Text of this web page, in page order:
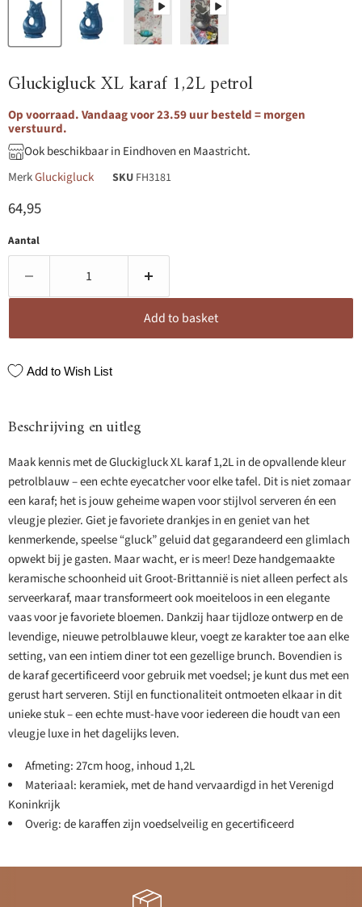
Gluckigluck XL karaf 1,2L petrol
Op voorraad. Vandaag voor 23.59 uur besteld = morgen
verstuurd.
Ook beschikbaar in Eindhoven en Maastricht.
MerkGluckigluck SKU FH3181
Huidige prijs
64,95
Aantal
Add to basket
Add to Wish List
Beschrijving en uitleg
Maak kennis met de Gluckigluck XL karaf 1,2L in de opvallende kleur
petrolblauw – een echte eyecatcher voor elke tafel. Dit is niet zomaar
een karaf; het is jouw geheime wapen voor stijlvol serveren én een
vleugje plezier. Giet je favoriete drankjes in en geniet van het
kenmerkende, speelse “gluck” geluid dat gegarandeerd een glimlach
opwekt bij je gasten. Maar wacht, er is meer! Deze handgemaakte
keramische schoonheid uit Groot-Brittannië is niet alleen perfect als
serveerkaraf, maar transformeert ook moeiteloos in een elegante
vaas voor je favoriete bloemen. Dankzij haar tijdloze ontwerp en de
levendige, nieuwe petrolblauwe kleur, voegt ze karakter toe aan elke
setting, van een intiem diner tot een gezellige brunch. Bovendien is
de karaf gecertificeerd voor gebruik met voedsel; je kunt dus met een
gerust hart serveren. Stijl en functionaliteit ontmoeten elkaar in dit
unieke stuk – een echte must-have voor iedereen die houdt van een
vleugje luxe in het dagelijks leven.
Afmeting: 27cm hoog, inhoud 1,2L
Materiaal: keramiek, met de hand vervaardigd in het Verenigd
Koninkrijk
Overig: de karaffen zijn voedselveilig en gecertificeerd